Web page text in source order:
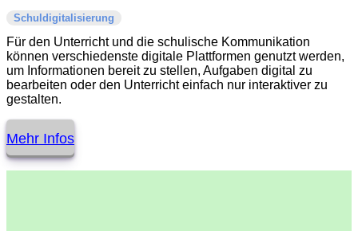
Schuldigitalisierung
Für den Unterricht und die schulische Kommunikation
können verschiedenste digitale Plattformen genutzt werden,
um Informationen bereit zu stellen, Aufgaben digital zu
bearbeiten oder den Unterricht einfach nur interaktiver zu
gestalten.
Mehr Infos